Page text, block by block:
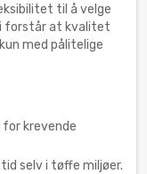
til å velge
forstår at kvalitet
med pålitelige
krevende
selv i tøffe miljøer.